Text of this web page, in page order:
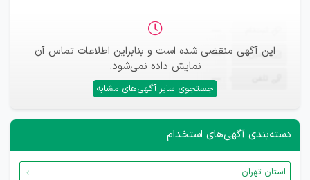
این آگهی منقضی شده است و بنابراین اطلاعات تماس آن
نمایش داده نمی‌شود.
جستجوی سایر آگهی‌های مشابه
ایمیل —
—
دسته‌بندی آگهی‌های استخدام
استان تهران